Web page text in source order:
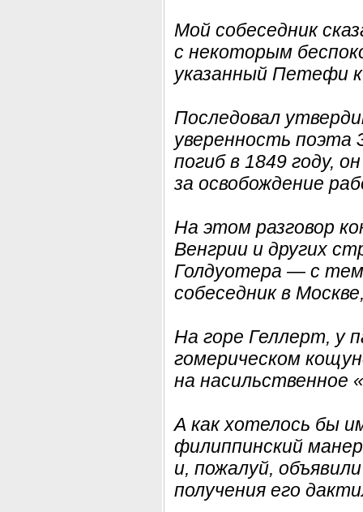
Мой собеседник
с некоторым
указанный Петефи
Последовал
уверенность
погиб в 1849 году,
за освобождение
На этом разговор
Венгрии и других
Голдуотера — с тем
собеседник в
На горе Геллерт, у
гомерическом
на насильственное
А как хотелось бы
филиппинский
и, пожалуй,
получения его